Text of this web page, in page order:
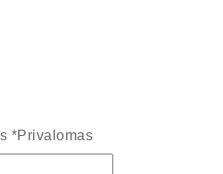
*Privalomas